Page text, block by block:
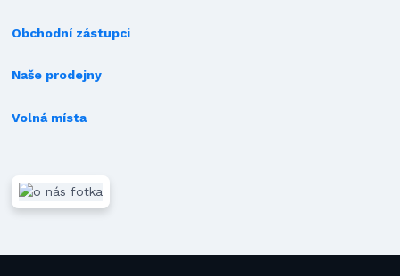
Obchodní zástupci
Naše prodejny
Volná místa